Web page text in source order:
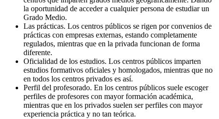
la oportunidad de acceder a cualquier persona de estudiar un
Grado Medio.
Las prácticas. Los centros públicos se rigen por convenios de
prácticas con empresas externas, estando completamente
regulados, mientras que en la privada funcionan de forma
diferente.
Oficialidad de los estudios. Los centros públicos imparten
estudios formativos oficiales y homologados, mientras que no
en todos los centros privados es así.
Perfil del profesorado. En los centros públicos suele escoger
perfiles de profesores con mayor formación académica,
mientras que en los privados suelen ser perfiles con mayor
experiencia práctica y no tan teórica.